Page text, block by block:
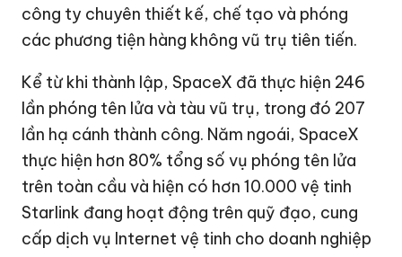
công ty chuyên thiết kế, chế tạo và phóng
các phương tiện hàng không vũ trụ tiên tiến.
Kể từ khi thành lập, SpaceX đã thực hiện 246
lần phóng tên lửa và tàu vũ trụ, trong đó 207
lần hạ cánh thành công. Năm ngoái, SpaceX
thực hiện hơn 80% tổng số vụ phóng tên lửa
trên toàn cầu và hiện có hơn 10.000 vệ tinh
Starlink đang hoạt động trên quỹ đạo, cung
cấp dịch vụ Internet vệ tinh cho doanh nghiệp